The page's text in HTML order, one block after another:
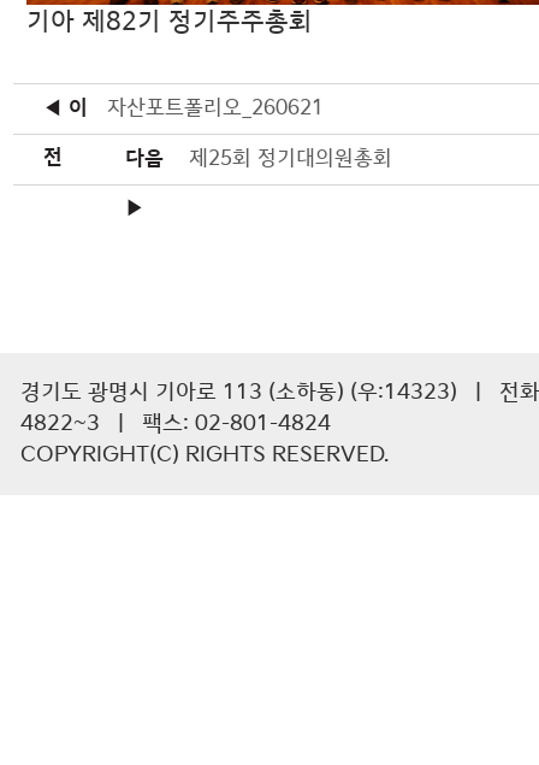
기아 제82기 정기주주총회
◀ 이
전
자산포트폴리오_260621
다음
▶
제25회 정기대의원총회
경기도 광명시 기아로 113 (소하동) (우:14323) | 전
4822~3 | 팩스: 02-801-4824
COPYRIGHT(C) RIGHTS RESERVED.